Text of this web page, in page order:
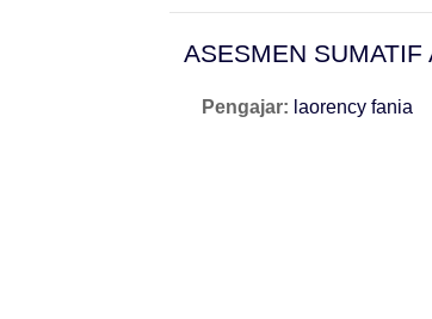
ASESMEN
Pengajar: laorency fania